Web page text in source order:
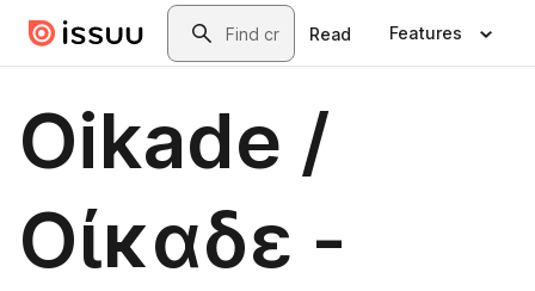
Skip to main contentSearch
Read Features
Oikade /
Οίκαδε -